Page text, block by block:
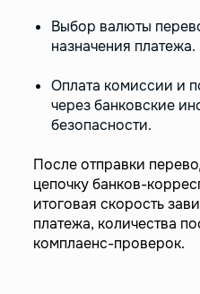
Выбор валюты
назначения платежа.
Оплата комиссии и
через банковские
безопасности.
После отправки
цепочку банков-
итоговая скорость
платежа, количества
комплаенс-проверок.